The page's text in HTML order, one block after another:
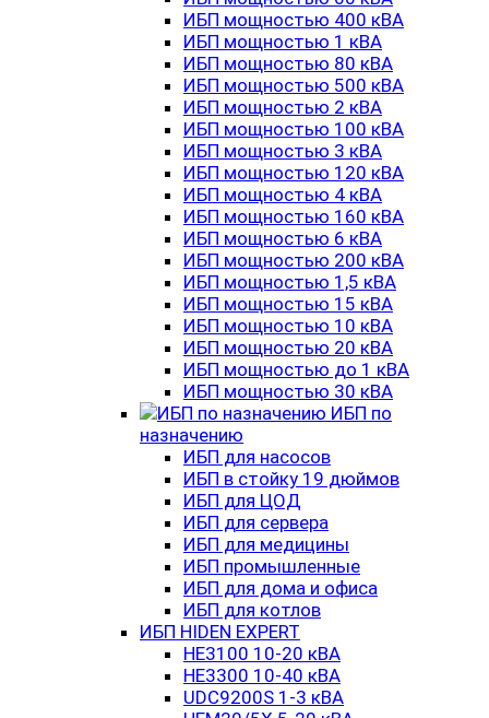
ИБП мощностью 400 кВА
ИБП мощностью 1 кВА
ИБП мощностью 80 кВА
ИБП мощностью 500 кВА
ИБП мощностью 2 кВА
ИБП мощностью 100 кВА
ИБП мощностью 3 кВА
ИБП мощностью 120 кВА
ИБП мощностью 4 кВА
ИБП мощностью 160 кВА
ИБП мощностью 6 кВА
ИБП мощностью 200 кВА
ИБП мощностью 1,5 кВА
ИБП мощностью 15 кВА
ИБП мощностью 10 кВА
ИБП мощностью 20 кВА
ИБП мощностью до 1 кВА
ИБП мощностью 30 кВА
ИБП по
назначению
ИБП для насосов
ИБП в стойку 19 дюймов
ИБП для ЦОД
ИБП для сервера
ИБП для медицины
ИБП промышленные
ИБП для дома и офиса
ИБП для котлов
ИБП HIDEN EXPERT
HE3100 10-20 кВА
HE3300 10-40 кВА
UDC9200S 1-3 кВА